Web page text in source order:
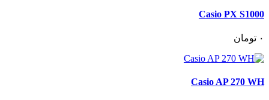
Casio PX S1000
٠ تومان
Casio AP 270 WH